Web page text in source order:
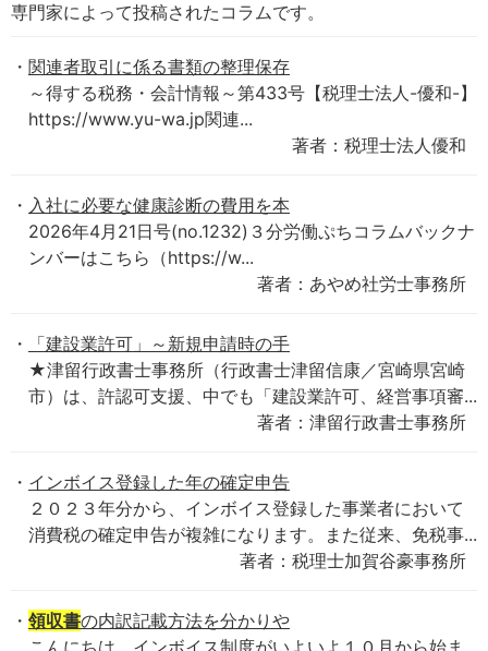
専門家によって投稿されたコラムです。
関連者取引に係る書類の整理保存
～得する税務・会計情報～第433号【税理士法人-優和-】
https://www.yu-wa.jp関連...
著者：税理士法人優和
入社に必要な健康診断の費用を本
2026年4月21日号(no.1232)３分労働ぷちコラムバックナ
ンバーはこちら（https://w...
著者：あやめ社労士事務所
「建設業許可」～新規申請時の手
★津留行政書士事務所（行政書士津留信康／宮崎県宮崎
市）は、許認可支援、中でも「建設業許可、経営事項審...
著者：津留行政書士事務所
インボイス登録した年の確定申告
２０２３年分から、インボイス登録した事業者において
消費税の確定申告が複雑になります。また従来、免税事...
著者：税理士加賀谷豪事務所
領収書の内訳記載方法を分かりや